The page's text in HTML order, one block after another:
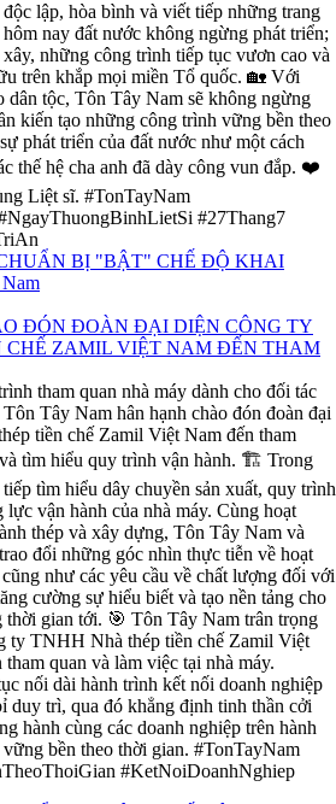
lập, hòa bình và viết tiếp những trang
nay đất nước không ngừng phát triển;
những công trình tiếp tục vươn cao và
trên khắp mọi miền Tổ quốc. 🏡 Với
dân tộc, Tôn Tây Nam sẽ không ngừng
kiến tạo những công trình vững bền theo
phát triển của đất nước như một cách
thế hệ cha anh đã dày công vun đắp. ❤️
Liệt sĩ. #TonTayNam
#27Thang7
ĐÓN ĐOÀN ĐẠI DIỆN CÔNG TY
CHẾ ZAMIL VIỆT NAM ĐẾN THAM
tham quan nhà máy dành cho đối tác
Tây Nam hân hạnh chào đón đoàn đại
tiền chế Zamil Việt Nam đến tham
tìm hiểu quy trình vận hành. 🏗️ Trong
tìm hiểu dây chuyền sản xuất, quy trình
vận hành của nhà máy. Cùng hoạt
thép và xây dựng, Tôn Tây Nam và
đổi những góc nhìn thực tiễn về hoạt
như các yêu cầu về chất lượng đối với
cường sự hiểu biết và tạo nền tảng cho
thời gian tới. 🎯 Tôn Tây Nam trân trọng
ty TNHH Nhà thép tiền chế Zamil Việt
quan và làm việc tại nhà máy.
nối dài hành trình kết nối doanh nghiệp
duy trì, qua đó khẳng định tinh thần cởi
hành cùng các doanh nghiệp trên hành
bền theo thời gian. #TonTayNam
#KetNoiDoanhNghiep